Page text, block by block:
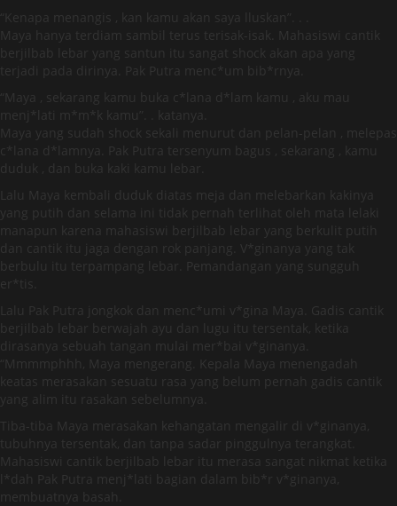
“Kenapa menangis , kan kamu akan saya lluskan”. . .
Maya hanya terdiam sambil terus terisak-isak. Mahasiswi cantik
berjilbab lebar yang santun itu sangat shock akan apa yang
terjadi pada dirinya. Pak Putra menc*um bib*rnya.
“Maya , sekarang kamu buka c*lana d*lam kamu , aku mau
menj*lati m*m*k kamu”. . katanya.
Maya yang sudah shock sekali menurut dan pelan-pelan , melepas
c*lana d*lamnya. Pak Putra tersenyum bagus , sekarang , kamu
duduk , dan buka kaki kamu lebar.
Lalu Maya kembali duduk diatas meja dan melebarkan kakinya
yang putih dan selama ini tidak pernah terlihat oleh mata lelaki
manapun karena mahasiswi berjilbab lebar yang berkulit putih
dan cantik itu jaga dengan rok panjang. V*ginanya yang tak
berbulu itu terpampang lebar. Pemandangan yang sungguh
er*tis.
Lalu Pak Putra jongkok dan menc*umi v*gina Maya. Gadis cantik
berjilbab lebar berwajah ayu dan lugu itu tersentak, ketika
dirasanya sebuah tangan mulai mer*bai v*ginanya.
“Mmmmphhh, Maya mengerang. Kepala Maya menengadah
keatas merasakan sesuatu rasa yang belum pernah gadis cantik
yang alim itu rasakan sebelumnya.
Tiba-tiba Maya merasakan kehangatan mengalir di v*ginanya,
tubuhnya tersentak, dan tanpa sadar pinggulnya terangkat.
Mahasiswi cantik berjilbab lebar itu merasa sangat nikmat ketika
l*dah Pak Putra menj*lati bagian dalam bib*r v*ginanya,
membuatnya basah.